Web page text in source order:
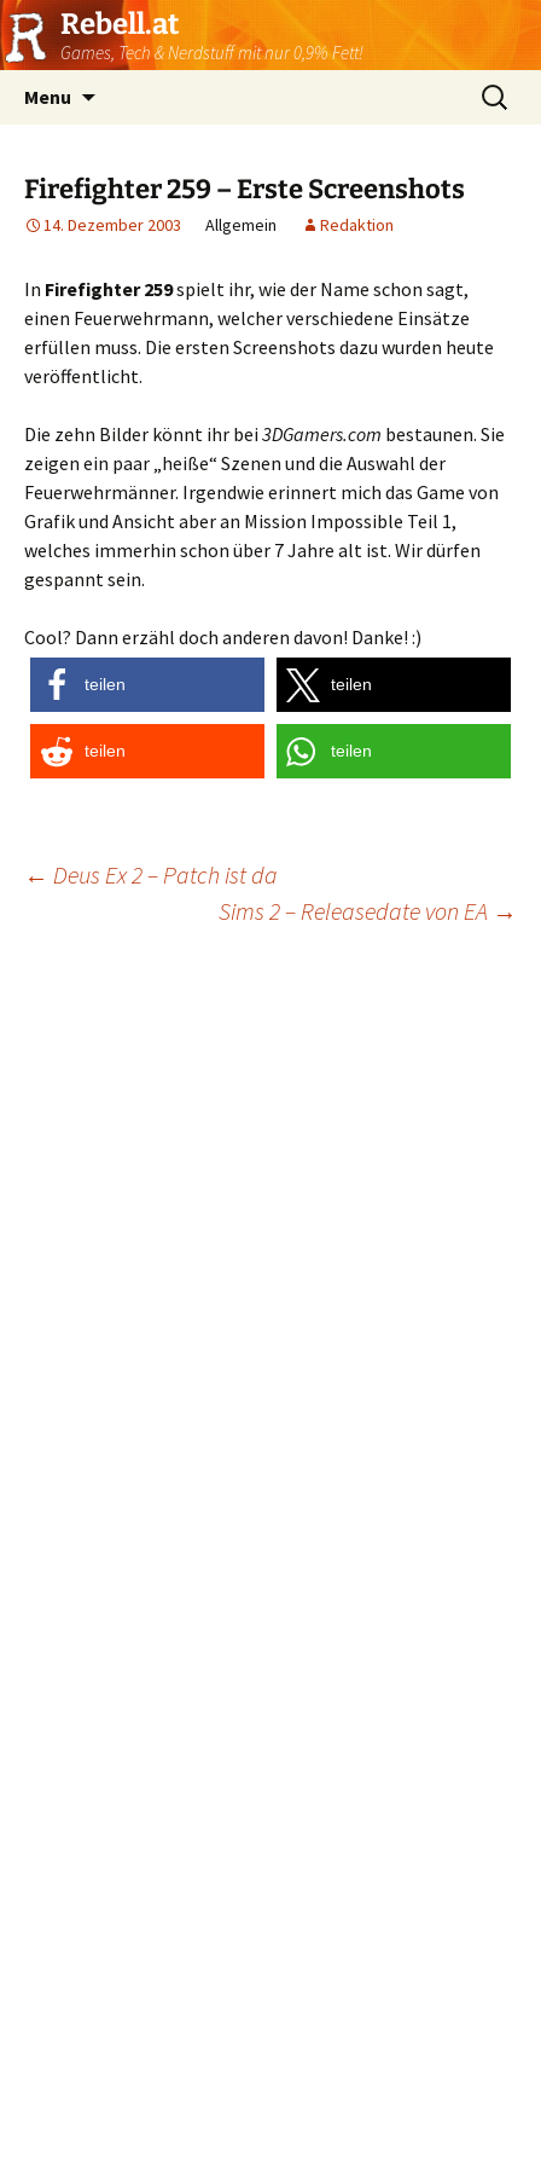
Rebell.at
Games, Tech & Nerdstuff mit nur 0,9% Fett!
Menu
Suchen
nach:
Firefighter 259 – Erste Screenshots
14. Dezember 2003 Allgemein Redaktion
In Firefighter 259spielt ihr, wie der Name schon sagt,
einen Feuerwehrmann, welcher verschiedene Einsätze
erfüllen muss. Die ersten Screenshots dazu wurden heute
veröffentlicht.
Die zehn Bilder könnt ihr bei 3DGamers.com bestaunen. Sie
zeigen ein paar „heiße“ Szenen und die Auswahl der
Feuerwehrmänner. Irgendwie erinnert mich das Game von
Grafik und Ansicht aber an Mission Impossible Teil 1,
welches immerhin schon über 7 Jahre alt ist. Wir dürfen
gespannt sein.
Cool? Dann erzähl doch anderen davon! Danke! :)
teilen teilen
teilen teilen
Post
← Deus Ex 2 – Patch ist da
Sims 2 – Releasedate von EA →